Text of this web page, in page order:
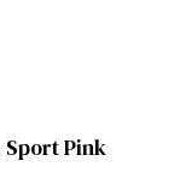
Pink